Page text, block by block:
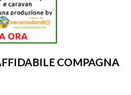
COMPAGNA